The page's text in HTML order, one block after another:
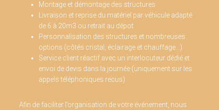
Montage et démontage des structures
Livraison et reprise du matériel par véhicule adapté
de 6 à 20m3 ou retrait au dépot
Personnalisation des structures et nombreuses
options (côtés cristal, éclairage et chauffage…)
Service client réactif avec un interlocuteur dédié et
envoi de devis dans la journée (uniquement sur les
appels téléphoniques recus)
Afin de faciliter l’organisation de votre événement, nous